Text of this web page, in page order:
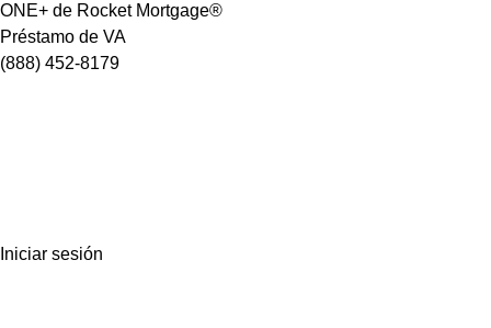
ONE+ de Rocket Mortgage®
Préstamo de VA
(888) 452-8179
Iniciar sesión